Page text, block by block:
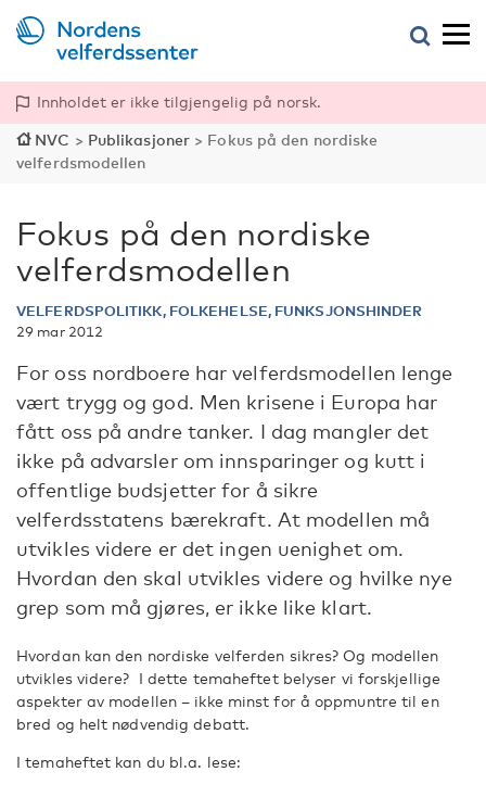
Innholdet er ikke tilgjengelig på norsk.
NVC > Publikasjoner > Fokus på den nordiske
velferdsmodellen
Fokus på den nordiske
velferdsmodellen
VELFERDSPOLITIKK, FOLKEHELSE, FUNKSJONSHINDER
29 mar 2012
For oss nordboere har velferdsmodellen lenge
vært trygg og god. Men krisene i Europa har
fått oss på andre tanker. I dag mangler det
ikke på advarsler om innsparinger og kutt i
offentlige budsjetter for å sikre
velferdsstatens bærekraft. At modellen må
utvikles videre er det ingen uenighet om.
Hvordan den skal utvikles videre og hvilke nye
grep som må gjøres, er ikke like klart.
Hvordan kan den nordiske velferden sikres? Og modellen
utvikles videre? I dette temaheftet belyser vi forskjellige
aspekter av modellen – ikke minst for å oppmuntre til en
bred og helt nødvendig debatt.
I temaheftet kan du bl.a. lese: